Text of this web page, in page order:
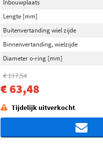
Inbouwplaats
Lengte [mm]
Buitenvertanding wiel zijde
Binnenvertanding, wielzijde
Diameter o-ring [mm]
€ 117,54
€ 63,48
Tijdelijk uitverkocht